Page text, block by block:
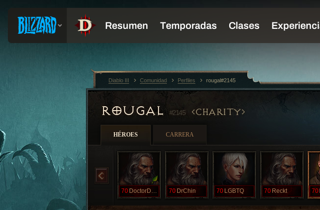
ROUGAL #2145 CHARITY
HÉROES CARRERA
70 DoctorDoom 70 DrChin 70 LGBTQ 70 Reckt 70
Diablo III Comunidad Perfiles rougal#2145